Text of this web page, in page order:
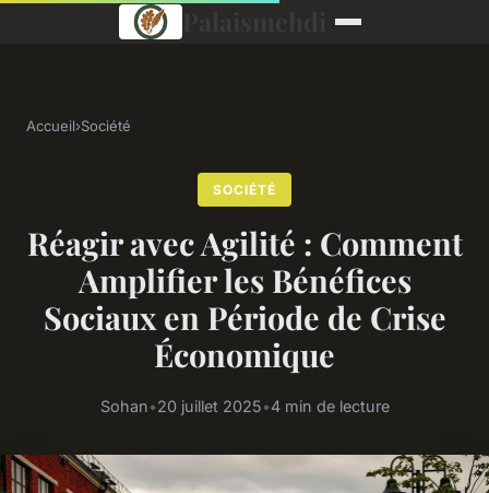
Accueil›Société
SOCIÉTÉ
Réagir avec Agilité : Comment
Amplifier les Bénéfices
Sociaux en Période de Crise
Économique
Sohan•20 juillet 2025•4 min de lecture